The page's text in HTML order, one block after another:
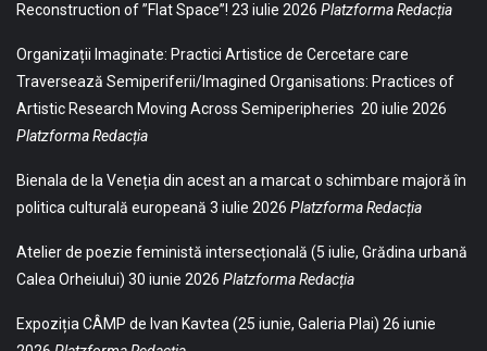
Reconstruction of ”Flat Space”! 23 iulie 2026 Platzforma Redacția
Organizații Imaginate: Practici Artistice de Cercetare care
Traversează Semiperiferii/Imagined Organisations: Practices of
Artistic Research Moving Across Semiperipheries 20 iulie 2026
Platzforma Redacția
Bienala de la Veneția din acest an a marcat o schimbare majoră în
politica culturală europeană 3 iulie 2026 Platzforma Redacția
Atelier de poezie feministă intersecțională (5 iulie, Grădina urbană
Calea Orheiului) 30 iunie 2026 Platzforma Redacția
Expoziția CÂMP de Ivan Kavtea (25 iunie, Galeria Plai) 26 iunie